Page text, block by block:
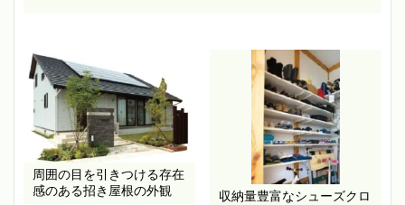
周囲の目を引きつける存在
感のある招き屋根の外観
収納量豊富なシューズクロ